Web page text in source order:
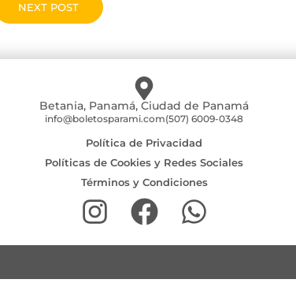
NEXT POST
Betania, Panamá, Ciudad de Panamá
info@boletosparami.com(507) 6009-0348
Política de Privacidad
Políticas de Cookies y Redes Sociales
Términos y Condiciones